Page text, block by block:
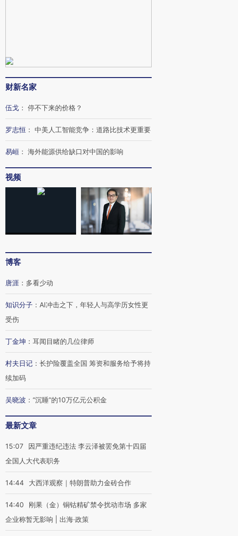
HYROX的吸金
什么让中产们甘
钱找虐”？
马航飞行员跨国走私7万
粒摇头丸 尿检体内含3种
毒品
视线｜被称为“蟑螂”的印
度Z世代 用街头抗争将教
财新名家
伍戈 ： 停不下来的价格？
罗志恒 ： 中美人工智能竞争：道路比技术更重要
易峘 ： 海外能源供给缺口对中国的影响
视频
博客
唐涯 ： 多看少动
知识分子 ： AI冲击之下，年轻人与高学历女性更
受伤
丁金坤 ： 耳闻目睹的几位律师
村夫日记 ： 长护险覆盖全国 筹资和服务给予将持
续加码
吴晓波 ： “沉睡”的10万亿元公积金
最新文章
15:07
因严重违纪违法 李云泽被罢免第十四届
全国人大代表职务
14:44 大西洋观察｜特朗普助力金砖合作
14:40
刚果（金）铜钴精矿禁令扰动市场 多家
企业称暂无影响 | 出海·政策